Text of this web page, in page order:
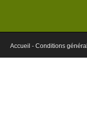
Accueil - Conditions